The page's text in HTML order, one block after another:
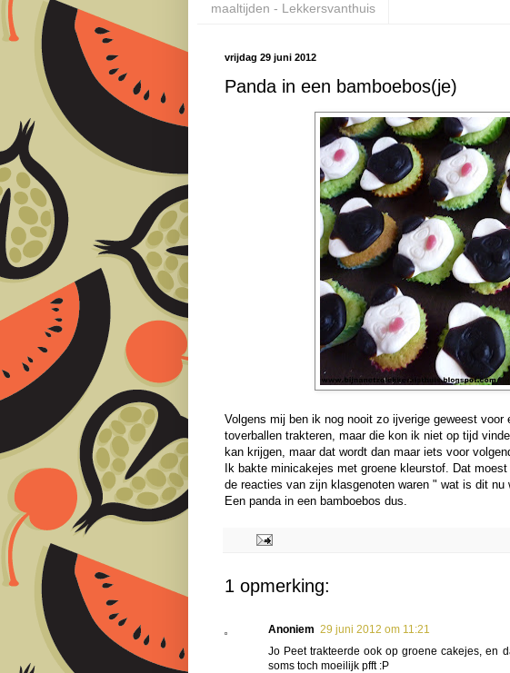
maaltijden - Lekkersvanthuis
vrijdag 29 juni 2012
Panda in een bamboebos(je)
Volgens mij ben ik nog nooit zo ijverige geweest
toverballen trakteren, maar die kon ik niet op tijd
kan krijgen, maar dat wordt dan maar iets voor
Ik bakte minicakejes met groene kleurstof. Dat
de reacties van zijn klasgenoten waren " wat is dit nu
Een panda in een bamboebos dus.
1 opmerking:
Anoniem 29 juni 2012 om 11:21
Jo Peet trakteerde ook op groene cakejes, en
soms toch moeilijk pfft :P